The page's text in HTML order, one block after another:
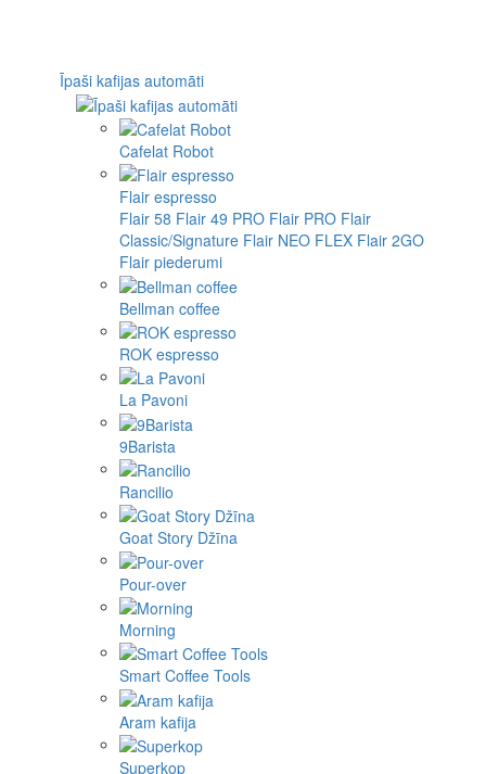
Īpaši kafijas automāti
Cafelat Robot
Flair espresso
Flair 58 Flair 49 PRO Flair PRO Flair
Classic/Signature Flair NEO FLEX Flair 2GO
Flair piederumi
Bellman coffee
ROK espresso
La Pavoni
9Barista
Rancilio
Goat Story Džīna
Pour-over
Morning
Smart Coffee Tools
Aram kafija
Superkop